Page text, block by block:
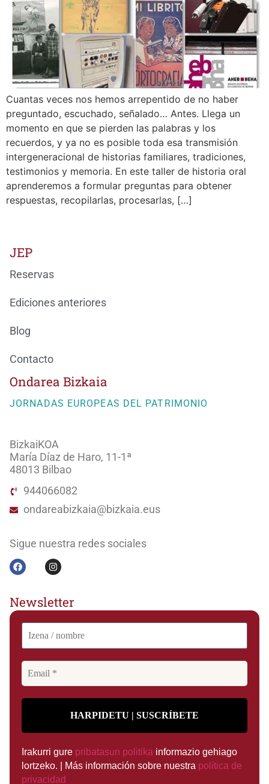
Cuantas veces nos hemos arrepentido de no haber
preguntado, escuchado, señalado… Antes. Llega un
momento en que se pierden las palabras y los
recuerdos, y ya no es posible toda esa transmisión
intergeneracional de historias familiares, tradiciones,
testimonios y memoria. En este taller de historia oral
aprenderemos a formular preguntas para obtener
respuestas, recopilarlas, procesarlas, […]
Ondarea Bizkaia
JORNADAS EUROPEAS DEL PATRIMONIO
BizkaiKOA
María Díaz de Haro, 11-1ª
48013 Bilbao
944066082
ondareabizkaia@bizkaia.eus
Sigue nuestra redes sociales
JEP
Reservas
Ediciones anteriores
Blog
Contacto
Newsletter
Irakurri gure pribatasun politika informazio gehiago
lortzeko. | Más información sobre nuestra política de
privacidad